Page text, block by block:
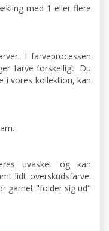
med 1 eller flere
I farveprocessen
farve forskelligt. Du
i vores kollektion, kan
uvasket og kan
lidt overskudsfarve.
garnet "folder sig ud"